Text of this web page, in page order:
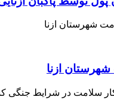
شهرستان ازنا